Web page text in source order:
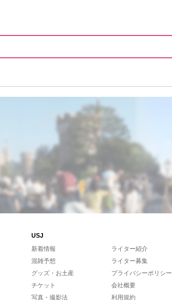
USJ
新着情報
混雑予想
グッズ・お土産
チケット
写真・撮影法
ライター紹介
ライター募集
プライバシーポリシー
会社概要
利用規約